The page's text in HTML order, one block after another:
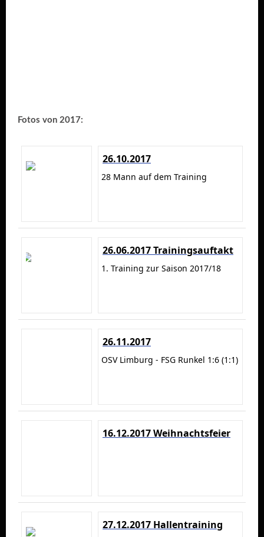
Fotos von 2017:
26.10.2017
28 Mann auf dem Training
26.06.2017 Trainingsauftakt
1. Training zur Saison 2017/18
26.11.2017
OSV Limburg - FSG Runkel 1:6 (1:1)
16.12.2017 Weihnachtsfeier
27.12.2017 Hallentraining